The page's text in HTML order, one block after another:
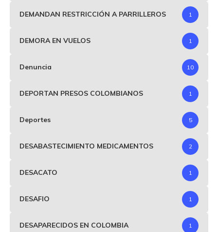
DEMANDAN RESTRICCIÓN A PARRILLEROS 1
DEMORA EN VUELOS 1
Denuncia 10
DEPORTAN PRESOS COLOMBIANOS 1
Deportes 5
DESABASTECIMIENTO MEDICAMENTOS 2
DESACATO 1
DESAFIO 1
DESAPARECIDOS EN COLOMBIA 1